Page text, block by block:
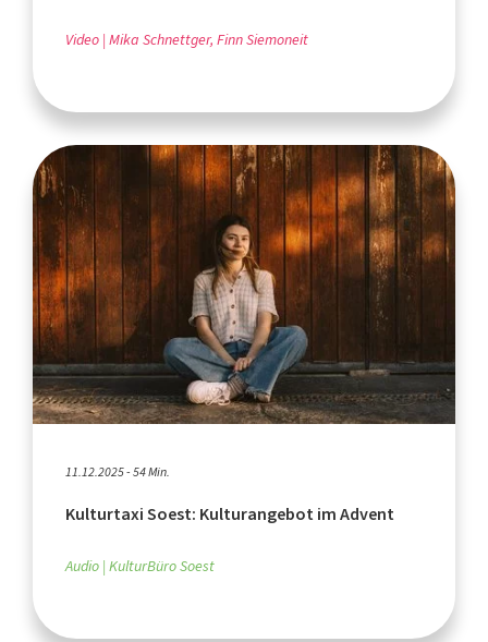
Video Mika Schnettger, Finn Siemoneit
11.12.2025 - 54 Min.
Kulturtaxi Soest: Kulturangebot im Advent
Audio KulturBüro Soest